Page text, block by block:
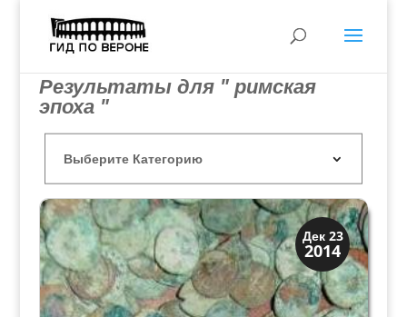
Результаты для " римская
эпоха "
Дек 23
2014
История
Клады и медали